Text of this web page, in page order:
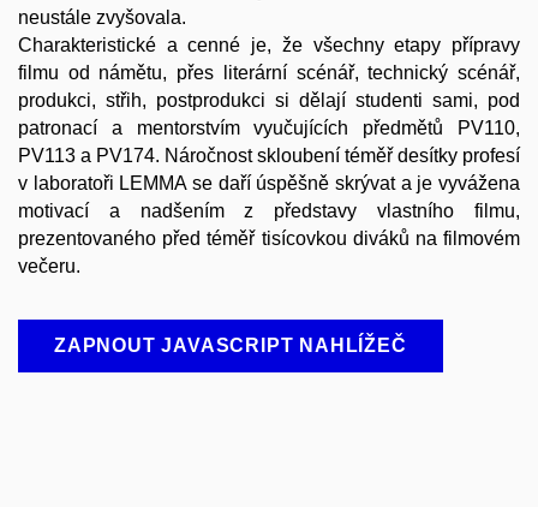
neustále zvyšovala.
Charakteristické a cenné je, že všechny etapy přípravy
filmu od námětu, přes literární scénář, technický scénář,
produkci, střih, postprodukci si dělají studenti sami, pod
patronací a mentorstvím vyučujících předmětů PV110,
PV113 a PV174. Náročnost skloubení téměř desítky profesí
v laboratoři LEMMA se daří úspěšně skrývat a je vyvážena
motivací a nadšením z představy vlastního filmu,
prezentovaného před téměř tisícovkou diváků na filmovém
večeru.
ZAPNOUT JAVASCRIPT NAHLÍŽEČ